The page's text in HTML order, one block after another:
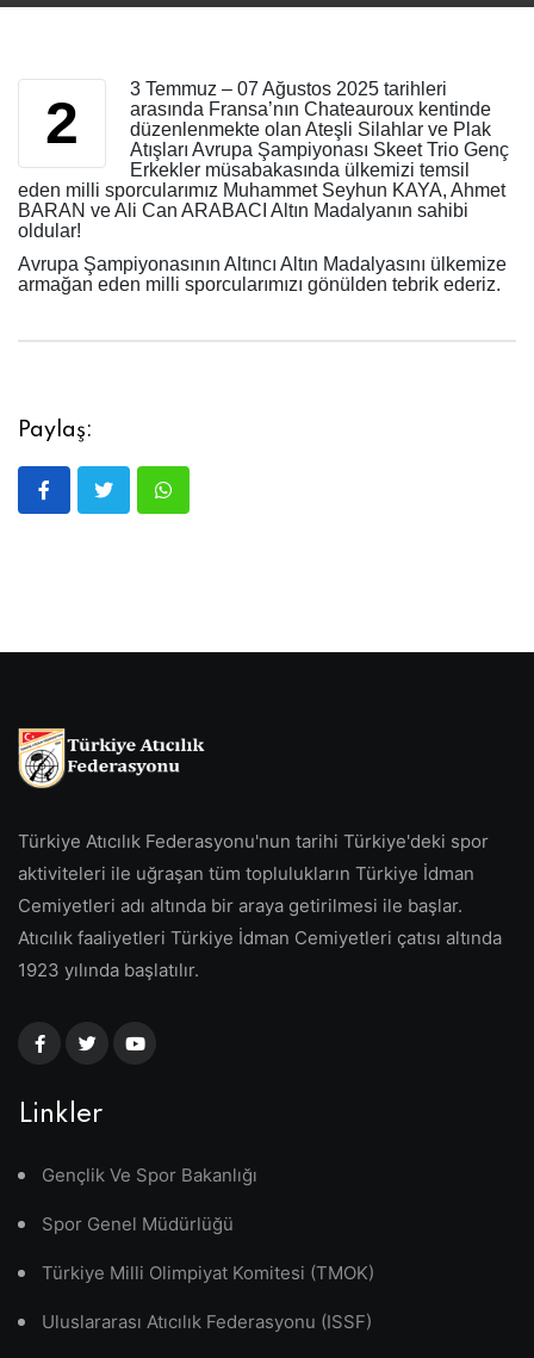
2
3 Temmuz – 07 Ağustos 2025 tarihleri
arasında Fransa’nın Chateauroux kentinde
düzenlenmekte olan Ateşli Silahlar ve Plak
Atışları Avrupa Şampiyonası Skeet Trio Genç
Erkekler müsabakasında ülkemizi temsil
eden milli sporcularımız Muhammet Seyhun KAYA, Ahmet
BARAN ve Ali Can ARABACI Altın Madalyanın sahibi
oldular!
Avrupa Şampiyonasının Altıncı Altın Madalyasını ülkemize
armağan eden milli sporcularımızı gönülden tebrik ederiz.
Paylaş:
Türkiye Atıcılık Federasyonu'nun tarihi Türkiye'deki spor
aktiviteleri ile uğraşan tüm toplulukların Türkiye İdman
Cemiyetleri adı altında bir araya getirilmesi ile başlar.
Atıcılık faaliyetleri Türkiye İdman Cemiyetleri çatısı altında
1923 yılında başlatılır.
Linkler
Gençlik Ve Spor Bakanlığı
Spor Genel Müdürlüğü
Türkiye Milli Olimpiyat Komitesi (TMOK)
Uluslararası Atıcılık Federasyonu (ISSF)